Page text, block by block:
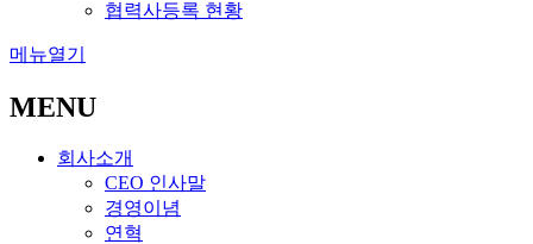
협력사등록 현황
메뉴열기
MENU
회사소개
CEO 인사말
경영이념
연혁